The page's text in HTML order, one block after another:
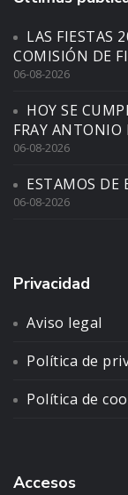
LAS FIESTAS
COMISIÓN DE
06-08-2026
HOY SE
FRAY ANTONIO
06-08-2026
ESTAMOS DE
06-08-2026
Privacidad
Aviso legal
Política de
Política de
Accesos